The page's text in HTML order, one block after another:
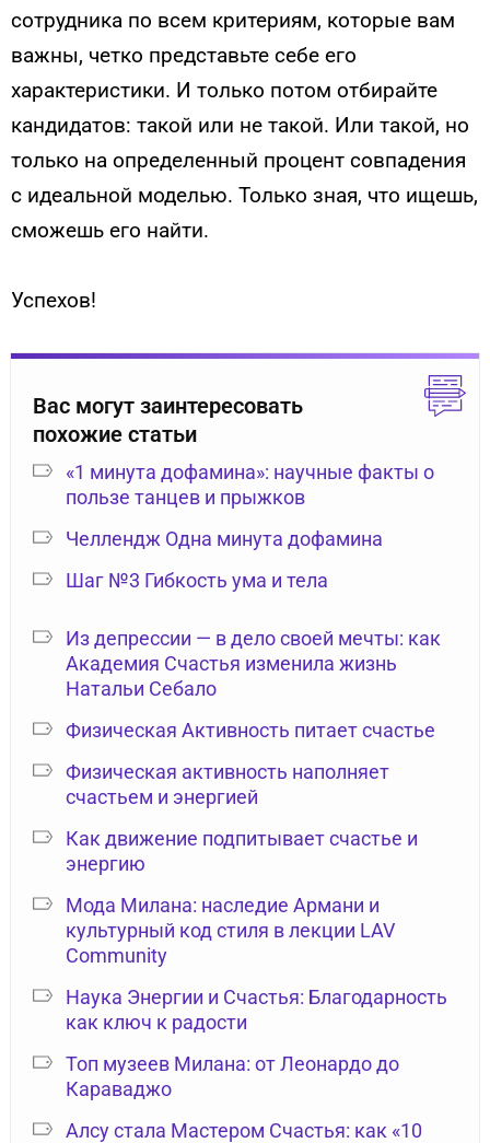
сотрудника по всем критериям, которые вам
важны, четко представьте себе его
характеристики. И только потом отбирайте
кандидатов: такой или не такой. Или такой, но
только на определенный процент совпадения
с идеальной моделью. Только зная, что ищешь,
сможешь его найти.
Успехов!
Вас могут заинтересовать
похожие статьи
«1 минута дофамина»: научные факты о
пользе танцев и прыжков
Челлендж Одна минута дофамина
Шаг №3 Гибкость ума и тела
Из депрессии — в дело своей мечты: как
Академия Счастья изменила жизнь
Натальи Себало
Физическая Активность питает счастье
Физическая активность наполняет
счастьем и энергией
Как движение подпитывает счастье и
энергию
Мода Милана: наследие Армани и
культурный код стиля в лекции LAV
Community
Наука Энергии и Счастья: Благодарность
как ключ к радости
Топ музеев Милана: от Леонардо до
Караваджо
Алсу стала Мастером Счастья: как «10